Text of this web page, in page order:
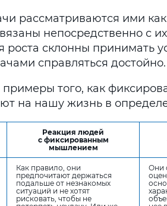
рассматриваются ими
непосредственно с
склонны принимать
справляться достойно.
примеры того, как
на нашу жизнь в
Реакция людей
с фиксированным
мышлением
Как правило, они
предпочитают держаться
подальше от незнакомых
ситуаций и не хотят
рисковать, чтобы не
Они